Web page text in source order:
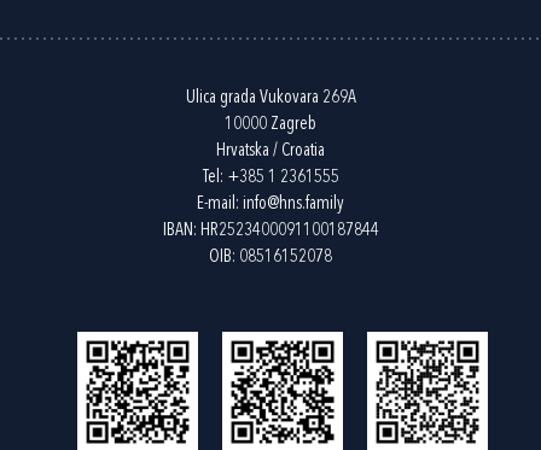
Ulica grada Vukovara 269A
10000 Zagreb
Hrvatska / Croatia
Tel: +385 1 2361555
E-mail: info@hns.family
IBAN: HR2523400091100187844
OIB: 08516152078